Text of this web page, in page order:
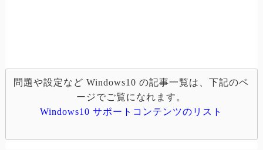
問題や設定など Windows10 の記事一覧は、下記のペ
ージでご覧になれます。
Windows10 サポートコンテンツのリスト